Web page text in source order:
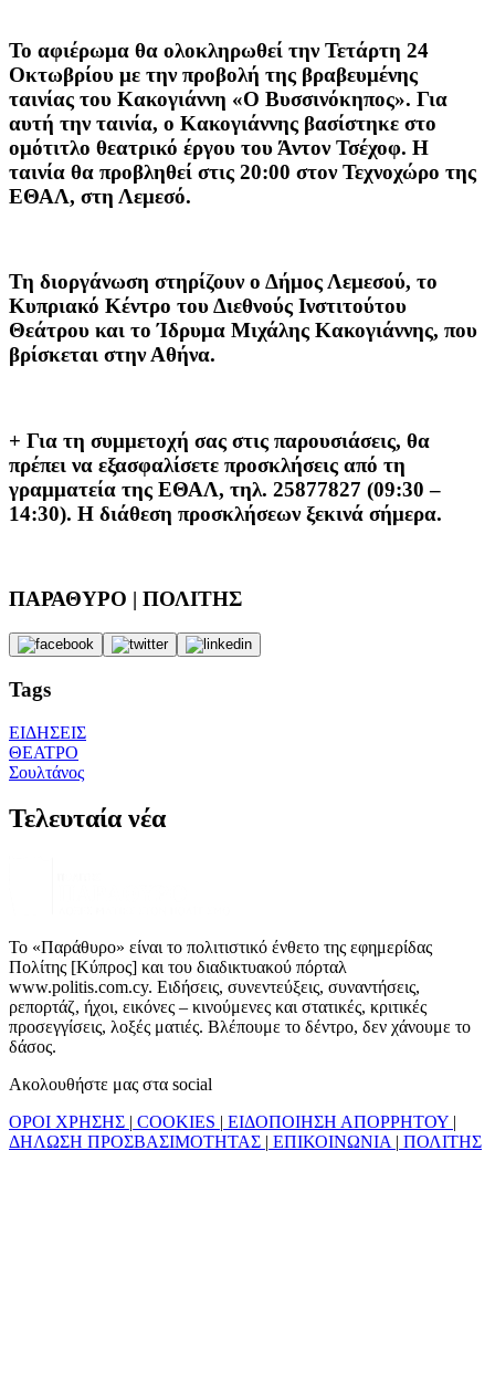
Το αφιέρωμα θα ολοκληρωθεί την Τετάρτη 24
Οκτωβρίου με την προβολή της βραβευμένης
ταινίας του Κακογιάννη «Ο Βυσσινόκηπος». Για
αυτή την ταινία, ο Κακογιάννης βασίστηκε στο
ομότιτλο θεατρικό έργου του Άντον Τσέχοφ. Η
ταινία θα προβληθεί στις 20:00 στον Τεχνοχώρο της
ΕΘΑΛ, στη Λεμεσό.
Τη διοργάνωση στηρίζουν ο Δήμος Λεμεσού, το
Κυπριακό Κέντρο του Διεθνούς Ινστιτούτου
Θεάτρου και το Ίδρυμα Μιχάλης Κακογιάννης, που
βρίσκεται στην Αθήνα.
+ Για τη συμμετοχή σας στις παρουσιάσεις, θα
πρέπει να εξασφαλίσετε προσκλήσεις από τη
γραμματεία της ΕΘΑΛ, τηλ. 25877827 (09:30 –
14:30). Η διάθεση προσκλήσεων ξεκινά σήμερα.
ΠΑΡΑΘΥΡΟ | ΠΟΛΙΤΗΣ
Tags
ΕΙΔΗΣΕΙΣ
ΘΕΑΤΡΟ
Σουλτάνος
Τελευταία νέα
Το «Παράθυρο» είναι το πολιτιστικό ένθετο της εφημερίδας
Πολίτης [Κύπρος] και του διαδικτυακού πόρταλ
www.politis.com.cy. Ειδήσεις, συνεντεύξεις, συναντήσεις,
ρεπορτάζ, ήχοι, εικόνες – κινούμενες και στατικές, κριτικές
προσεγγίσεις, λοξές ματιές. Βλέπουμε το δέντρο, δεν χάνουμε το
δάσος.
Ακολουθήστε μας στα social
ΟΡΟΙ ΧΡΗΣΗΣ | COOKIES | ΕΙΔΟΠΟΙΗΣΗ ΑΠΟΡΡΗΤΟΥ |
ΔΗΛΩΣΗ ΠΡΟΣΒΑΣΙΜΟΤΗΤΑΣ | ΕΠΙΚΟΙΝΩΝΙΑ | ΠΟΛΙΤΗΣ